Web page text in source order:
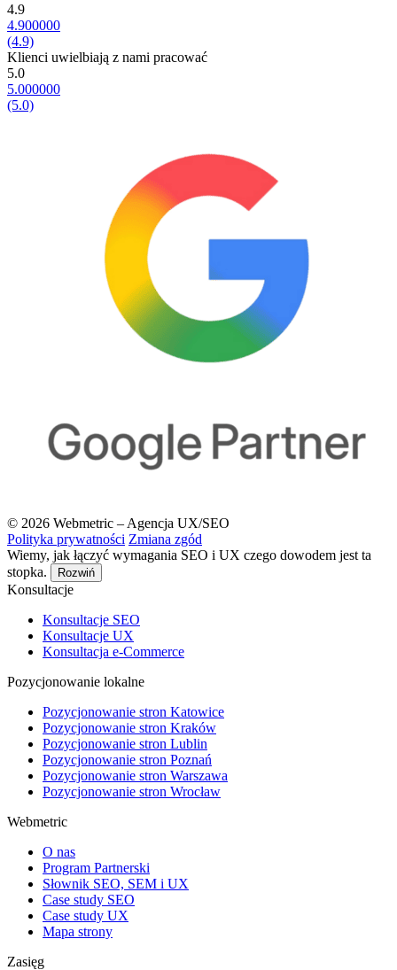
4.9
4.900000
(4.9)
Klienci uwielbiają z nami pracować
5.0
5.000000
(5.0)
© 2026 Webmetric – Agencja UX/SEO
Polityka prywatności Zmiana zgód
Wiemy, jak łączyć wymagania SEO i UX czego dowodem jest ta
stopka.
Rozwiń
Konsultacje
Konsultacje SEO
Konsultacje UX
Konsultacja e-Commerce
Pozycjonowanie lokalne
Pozycjonowanie stron Katowice
Pozycjonowanie stron Kraków
Pozycjonowanie stron Lublin
Pozycjonowanie stron Poznań
Pozycjonowanie stron Warszawa
Pozycjonowanie stron Wrocław
Webmetric
O nas
Program Partnerski
Słownik SEO, SEM i UX
Case study SEO
Case study UX
Mapa strony
Zasięg